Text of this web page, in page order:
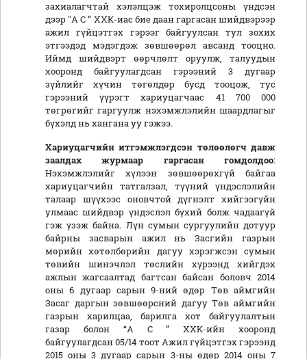
захиалагчтай хэлэлцэж тохиролцсоны үндсэн
дээр "А С ” ХХК-иас бие даан гаргасан шийдвэрээр
ажил гүйцэтгэх гэрээг байгуулсан тул зохих
этгээдэд мэдэгдэж зөвшөөрөл авсанд тооцно.
Иймд шийдвэрт өөрчлөлт оруулж, талуудын
хооронд байгуулагдсан гэрээний 3 дугаар
зүйлийг хүчин төгөлдөр бусд тооцож, тус
гэрээний үүрэгт хариуцагчаас 41 700 000
төгрөгийг гаргуулж нэхэмжлэлийн шаардлагыг
бүхэлд нь хангана уу гэжээ.
Хариуцагчийн итгэмжлэгдсэн төлөөлөгч давж
заалдах журмаар гаргасан гомдолдоо:
Нэхэмжлэлийг хүлээн зөвшөөрөхгүй байгаа
хариуцагчийн татгалзал, түүний үндэслэлийн
талаар шүүхээс оновчтой дүгнэлт хийгээгүйн
улмаас шийдвэр үндэслэл бүхий болж чадаагүй
гэж үзэж байна. Лүн сумын сургуулийн дотуур
байрны засварын ажил нь Засгийн газрын
мөрийн хөтөлбөрийн дагуу хэрэгжсэн сумын
төвийн шинэчлэл төслийн хүрээнд хийгдэх
ажлын жагсаалтад багтсан байсан боловч 2014
оны 6 дугаар сарын 9-ний өдөр Төв аймгийн
Засаг даргын зөвшөөрсний дагуу Төв аймгийн
газрын харилцаа, барилга хот байгуулалтын
газар болон “А С ” ХХК-ийн хооронд
байгуулагдсан 05/14 тоот Ажил гүйцэтгэх гэрээнд
2015 оны 3 дугаар сарын 3-ны өдөр 2014 оны 7